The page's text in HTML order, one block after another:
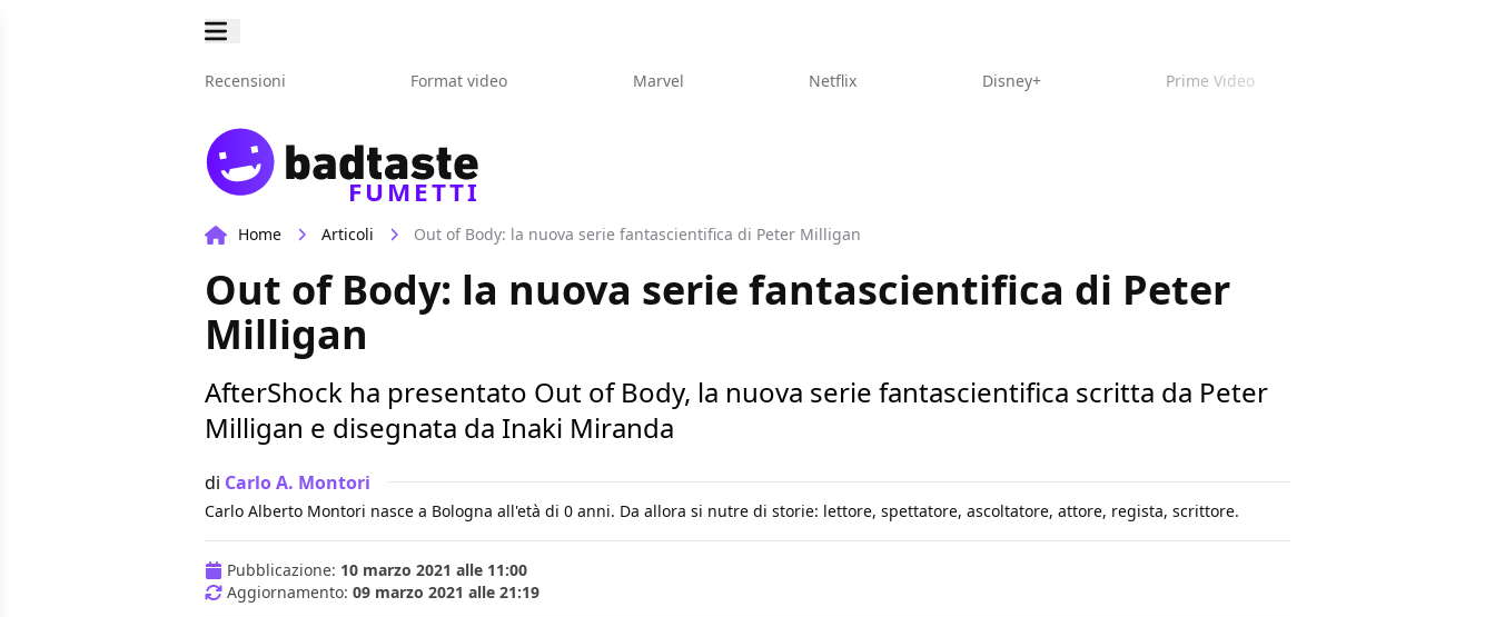
Recensioni Format video Marvel Netflix Disney+ Prime Video
FUMETTI
Home Articoli Out of Body: la nuova serie fantascientifica di Peter Milligan
Out of Body: la nuova serie fantascientifica di Peter
Milligan
AfterShock ha presentato Out of Body, la nuova serie fantascientifica scritta da Peter
Milligan e disegnata da Inaki Miranda
di Carlo A. Montori
Carlo Alberto Montori nasce a Bologna all'età di 0 anni. Da allora si nutre di storie: lettore, spettatore, ascoltatore, attore, regista, scrittore.
Pubblicazione: 10 marzo 2021 alle 11:00
Aggiornamento: 09 marzo 2021 alle 21:19